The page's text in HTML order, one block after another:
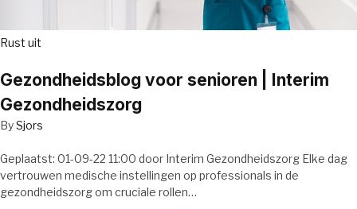
Rust uit
Gezondheidsblog voor senioren | Interim
Gezondheidszorg
BySjors
Geplaatst: 01-09-22 11:00 door Interim Gezondheidszorg Elke dag
vertrouwen medische instellingen op professionals in de
gezondheidszorg om cruciale rollen…